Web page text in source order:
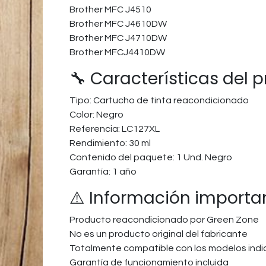
Brother MFC J4510
Brother MFC J4610DW
Brother MFC J4710DW
Brother MFCJ4410DW
🔧 Características del
Tipo: Cartucho de tinta reacondicionado
Color: Negro
Referencia: LC127XL
Rendimiento: 30 ml
Contenido del paquete: 1 Und. Negro
Garantía: 1 año
⚠️ Información
Producto reacondicionado por Green Zone
No es un producto original del fabricante
Totalmente compatible con los modelos
Garantía de funcionamiento incluida